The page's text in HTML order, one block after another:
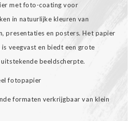
met foto-coating voor
in natuurlijke kleuren van
presentaties en posters. Het papier
veegvast en biedt een grote
beeldscherpte.
fotopapier
formaten verkrijgbaar van klein